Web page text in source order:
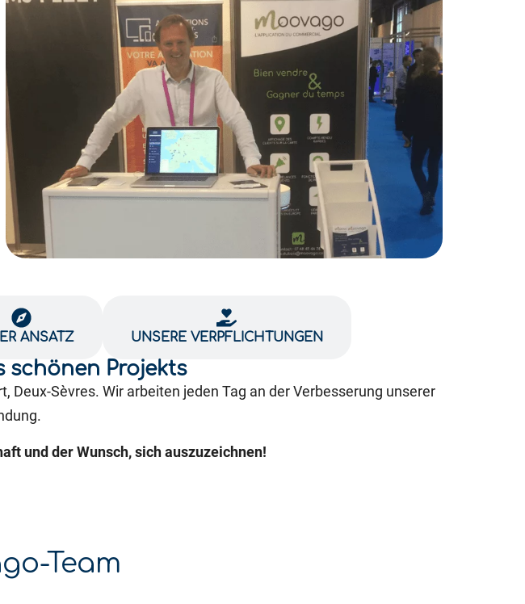
ANSATZ UNSERE VERPFLICHTUNGEN
schönen Projekts
Sèvres. Wir arbeiten jeden Tag an der Verbesserung unserer
und der Wunsch, sich auszuzeichnen!
Team